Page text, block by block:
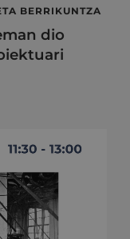
BERRIKUNTZA
dio